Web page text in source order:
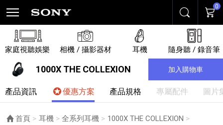
搜尋 購物
0
家庭視聽娛樂 相機 / 攝影器材 耳機 隨身聽 / 錄音筆
1000X THE COLLEXION 加入購物車
產品資訊 優惠方案 產品規格 專屬配件 圖片
首頁 耳機 全系列耳機
1000X THE COLLEXION